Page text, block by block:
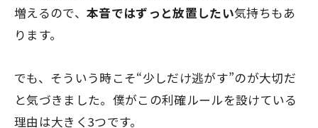
増えるので、本音ではずっと放置したい気持ちもあ
ります。
でも、そういう時こそ“少しだけ逃がす”のが大切だ
と気づきました。僕がこの利確ルールを設けている
理由は大きく3つです。